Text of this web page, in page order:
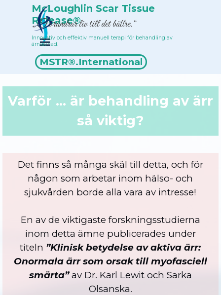
Till innehållMcLoughlin Scar Tissue
Release®
MSTR®.International
„Förändrar liv till det bättre.“
Terapeutförteckning
Innovativ och effektiv manuell terapi för behandling av
ärrvävnad.
Hoppa över menyn
Varför ... är behandling av ärr
så viktig?
Det finns så många skäl till detta, och för
någon som arbetar inom hälso- och
sjukvården borde alla vara av intresse!
En av de viktigaste forskningsstudierna
inom detta ämne publicerades under
titeln ”Klinisk betydelse av aktiva ärr:
Onormala ärr som orsak till myofasciell
smärta”av Dr. Karl Lewit och Sarka
Olsanska.